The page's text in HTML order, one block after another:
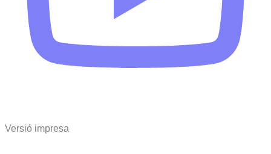
Versió impresa